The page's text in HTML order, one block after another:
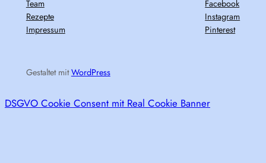
Team
Rezepte
Impressum
Facebook
Instagram
Pinterest
Gestaltet mitWordPress
DSGVO Cookie Consent mit Real Cookie Banner